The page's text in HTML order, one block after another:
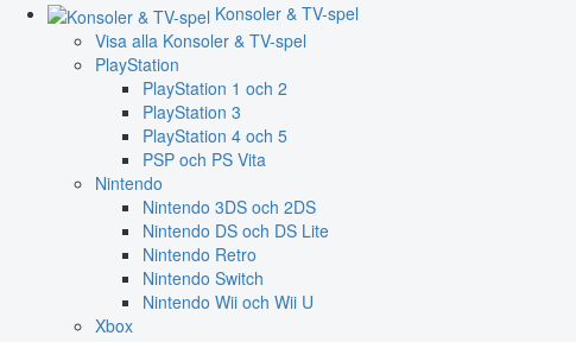
Konsoler & TV-spel
Visa alla Konsoler & TV-spel
PlayStation
PlayStation 1 och 2
PlayStation 3
PlayStation 4 och 5
PSP och PS Vita
Nintendo
Nintendo 3DS och 2DS
Nintendo DS och DS Lite
Nintendo Retro
Nintendo Switch
Nintendo Wii och Wii U
Xbox